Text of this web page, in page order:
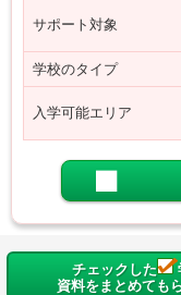
サポート対象
学校のタイプ
入学可能エリア
チェックした
資料をまとめても